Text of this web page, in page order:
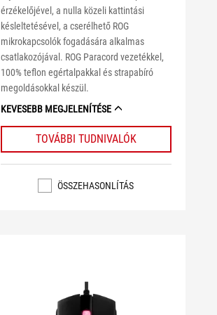
érzékelőjével, a nulla közeli kattintási
késleltetésével, a cserélhető ROG
mikrokapcsolók fogadására alkalmas
csatlakozójával. ROG Paracord vezetékkel,
100% teflon egértalpakkal és strapabíró
megoldásokkal készül.
KEVESEBB MEGJELENÍTÉSE
TOVÁBBI TUDNIVALÓK
ÖSSZEHASONLÍTÁS